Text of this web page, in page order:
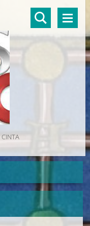
CINTA